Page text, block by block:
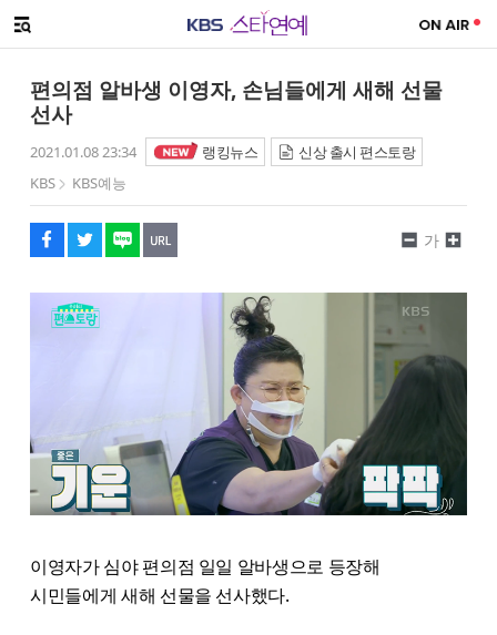
메뉴 열기
편의점 알바생 이영자, 손님들에게 새해 선물
선사
2021.01.08 23:34 랭킹뉴스
신상 출시 편스토랑
KBS
KBS예능
페이스북
트위터
네이버
URL복사
글씨 작게보기
가
글씨 크게보기
이영자가 심야 편의점 일일 알바생으로 등장해
시민들에게 새해 선물을 선사했다.
해시태그